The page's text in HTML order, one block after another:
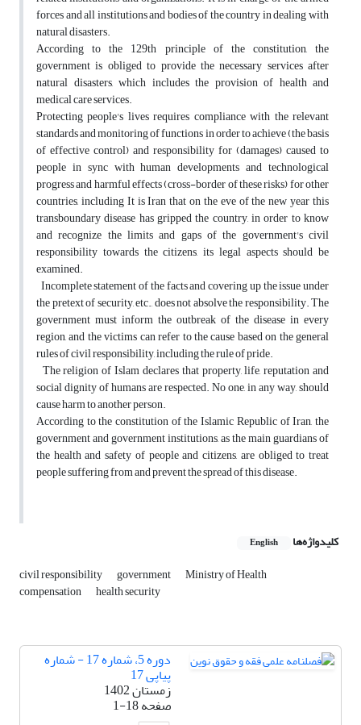
forces and all institutions and bodies of the country in dealing with
natural disasters.
According to the 129th principle of the constitution, the
government is obliged to provide the necessary services after
natural disasters, which includes the provision of health and
medical care services.
Protecting people's lives requires compliance with the relevant
standards and monitoring of functions in order to achieve (the basis
of effective control) and responsibility for (damages) caused to
people in sync with human developments and technological
progress and harmful effects (cross-border of these risks) for other
countries, including It is Iran that on the eve of the new year this
transboundary disease has gripped the country, in order to know
and recognize the limits and gaps of the government's civil
responsibility towards the citizens, its legal aspects should be
examined.
Incomplete statement of the facts and covering up the issue under
the pretext of security, etc., does not absolve the responsibility. The
government must inform the outbreak of the disease in every
region, and the victims can refer to the cause based on the general
rules of civil responsibility, including the rule of pride.
The religion of Islam declares that property, life, reputation and
social dignity of humans are respected. No one, in any way, should
cause harm to another person.
According to the constitution of the Islamic Republic of Iran, the
government and government institutions, as the main guardians of
the health and safety of people and citizens, are obliged to treat
people suffering from and prevent the spread of this disease.
کلیدواژه‌ها English
civil responsibility government Ministry of Health
compensation health security
دوره 5، شماره 17 - شماره
پیاپی 17
زمستان 1402
صفحه1-18